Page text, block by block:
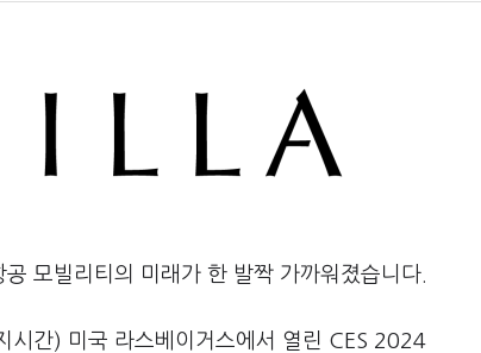
모빌리티의 미래가 한 발짝 가까워졌습니다.
간) 미국 라스베이거스에서 열린 CES 2024